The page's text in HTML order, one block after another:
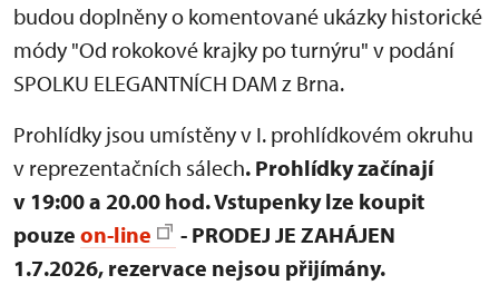
budou doplněny o komentované ukázky historické
módy "Od rokokové krajky po turnýru" v podání
SPOLKU ELEGANTNÍCH DAM z Brna.
Prohlídky jsou umístěny v I. prohlídkovém okruhu
v reprezentačních sálech. Prohlídkyzačínají
v 19:00 a 20.00 hod.Vstupenky lze koupit
pouze on-line
- PRODEJ JE ZAHÁJEN
1.7.2026, rezervace nejsou přijímány.